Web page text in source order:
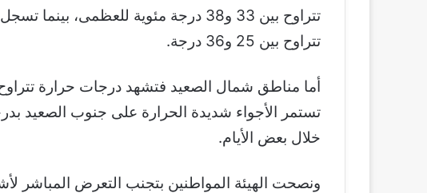
تتراوح بين 33 و38 درجة مئوية للعظمى،
تتراوح بين 25 و36 درجة.
خلال بعض الأيام.
ونصحت الهيئة المواطنين بتجنب التعرض المباشر